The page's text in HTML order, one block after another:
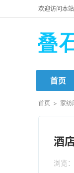
欢迎访问本站
首页
首页 > 家纺
酒
浏览